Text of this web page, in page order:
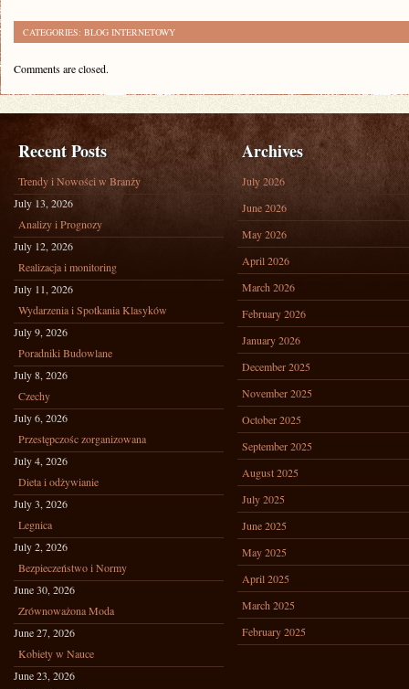
CATEGORIES: BLOG INTERNETOWY
Comments are closed.
Recent Posts
Trendy i Nowości w Branży
July 13, 2026
Analizy i Prognozy
July 12, 2026
Realizacja i monitoring
July 11, 2026
Wydarzenia i Spotkania Klasyków
July 9, 2026
Poradniki Budowlane
July 8, 2026
Czechy
July 6, 2026
Przestępczośc zorganizowana
July 4, 2026
Dieta i odżywianie
July 3, 2026
Legnica
July 2, 2026
Bezpieczeństwo i Normy
June 30, 2026
Zrównoważona Moda
June 27, 2026
Kobiety w Nauce
June 23, 2026
Archives
July 2026
June 2026
May 2026
April 2026
March 2026
February 2026
January 2026
December 2025
November 2025
October 2025
September 2025
August 2025
July 2025
June 2025
May 2025
April 2025
March 2025
February 2025